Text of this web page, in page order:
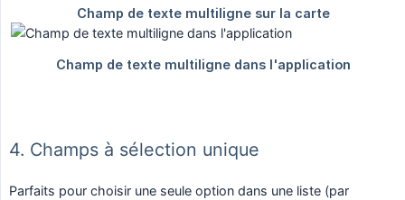
4. Champs à sélection unique
Parfaits pour choisir une seule option dans une liste (par